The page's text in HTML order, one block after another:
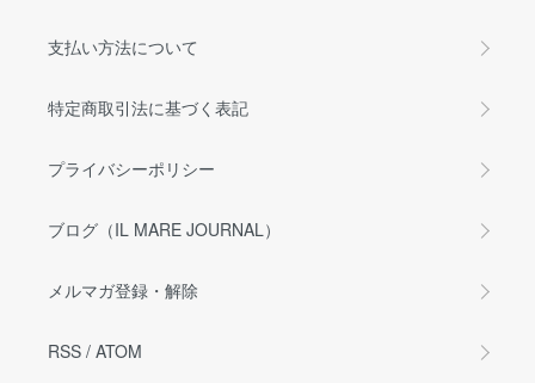
支払い方法について
特定商取引法に基づく表記
プライバシーポリシー
ブログ（IL MARE JOURNAL）
メルマガ登録・解除
RSS / ATOM